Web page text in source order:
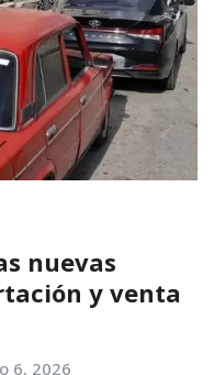
nuevas
y venta
6, 2026